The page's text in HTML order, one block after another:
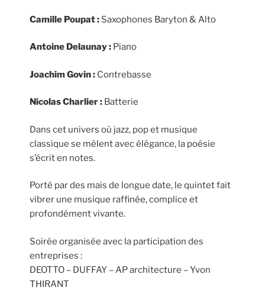
Camille Poupat : Saxophones Baryton & Alto
Antoine Delaunay : Piano
Joachim Govin : Contrebasse
Nicolas Charlier : Batterie
Dans cet univers où jazz, pop et musique
classique se mêlent avec élégance, la poésie
s’écrit en notes.
Porté par des mais de longue date, le quintet fait
vibrer une musique raffinée, complice et
profondément vivante.
Soirée organisée avec la participation des
entreprises :
DEOTTO – DUFFAY – AP architecture – Yvon
THIRANT